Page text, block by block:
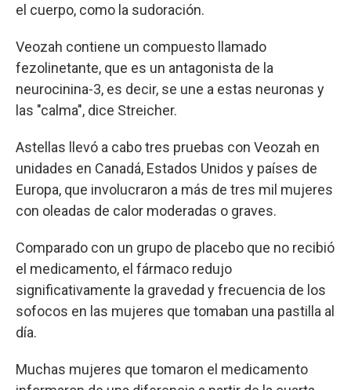
el cuerpo, como la sudoración.
Veozah contiene un compuesto llamado
fezolinetante, que es un antagonista de la
neurocinina-3, es decir, se une a estas neuronas y
las "calma", dice Streicher.
Astellas llevó a cabo tres pruebas con Veozah en
unidades en Canadá, Estados Unidos y países de
Europa, que involucraron a más de tres mil mujeres
con oleadas de calor moderadas o graves.
Comparado con un grupo de placebo que no recibió
el medicamento, el fármaco redujo
significativamente la gravedad y frecuencia de los
sofocos en las mujeres que tomaban una pastilla al
día.
Muchas mujeres que tomaron el medicamento